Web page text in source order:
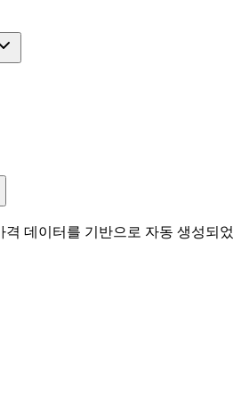
데이터를 기반으로 자동 생성되